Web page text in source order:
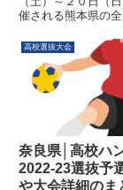
催される熊本県の全
ムとなり県内での今
も大きく影響を及
会ですね。伝統校
名の通りの力を見
高校選抜大会
奈良県│高校ハ
2022-23選抜予
や大会詳細のま